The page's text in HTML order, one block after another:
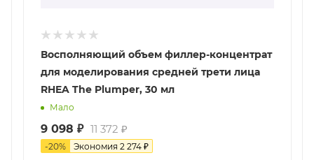
Восполняющий объем филлер-концентрат
для моделирования средней трети лица
RHEA The Plumper, 30 мл
Мало
9 098 ₽ 11 372 ₽
-20% Экономия 2 274 ₽